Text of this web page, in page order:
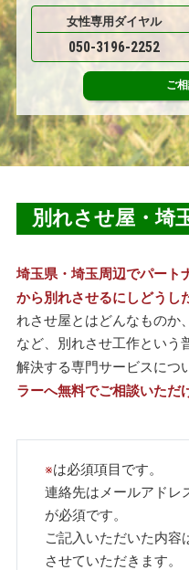
女性専用ダイヤル
050-3196-2252
ご
別れさせ屋・埼
埼玉県・埼玉周辺でパート
から別れさせるにしどうし
れさせ屋とはどんなものか
など、別れさせ工作という
解決する専門サービスにつ
ラーへ無料でご相談いただ
※は必須項目です。
連絡先はメールアドレ
が必須です。
ご記入いただいた内容
させていただきます。